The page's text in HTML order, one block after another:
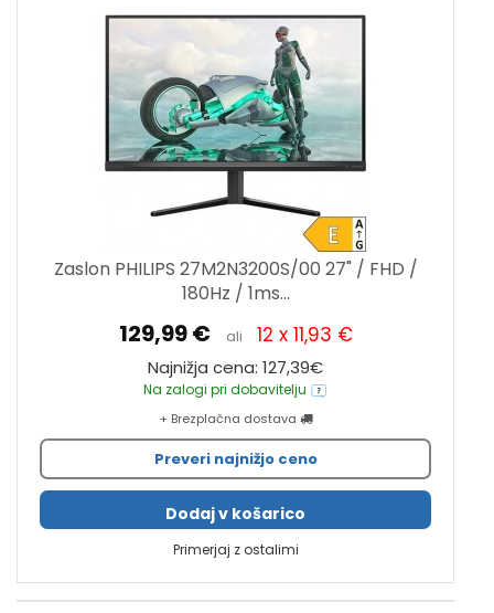
Zaslon PHILIPS 27M2N3200S/00 27" / FHD /
180Hz / 1ms...
129,99 € ali 12 x 11,93 €
Najnižja cena: 127,39€
Na zalogi pri dobavitelju
+ Brezplačna dostava
Preveri najnižjo ceno
Dodaj v košarico
Primerjaj z ostalimi